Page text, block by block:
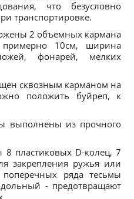
что безусловно
транспортировке.
2 объемных кармана
примерно 10см, ширина
фонарей, мелких
сквозным карманом на
положить буйреп, к
выполнены из прочного
пластиковых D-колец, 7
закрепления ружья или
ряда тесьмы
- предотвращают